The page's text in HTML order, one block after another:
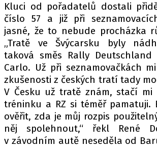
PIT LANE
ČEŠI V AKCI
FIA CEZ & POHÁRY
MEZINÁRODNÍ SCÉNA
SLEDUJTE NÁS NA|
Máte příběh, fotku nebo
Pošlete e-mail na
Kluci od pořadatelů dostali
číslo 57 a již při
jasné, že to nebude procházka
„Tratě ve Švýcarsku byly
taková směs Rally
Carlo. Už při seznamovačkách
zkušenosti z českých tratí tady
V Česku už tratě znám, stačí mi
tréninku a RZ si téměř pamatuji.
ověřit, zda je můj rozpis
něj spolehnout,“ řekl René
v závodním autě neseděla od